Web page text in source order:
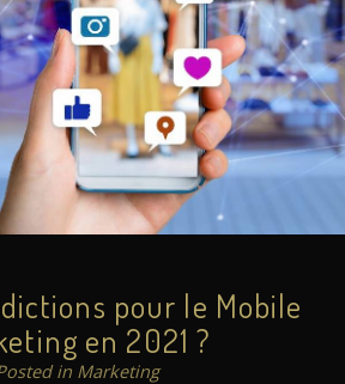
pour le Mobile
en 2021 ?
in Marketing